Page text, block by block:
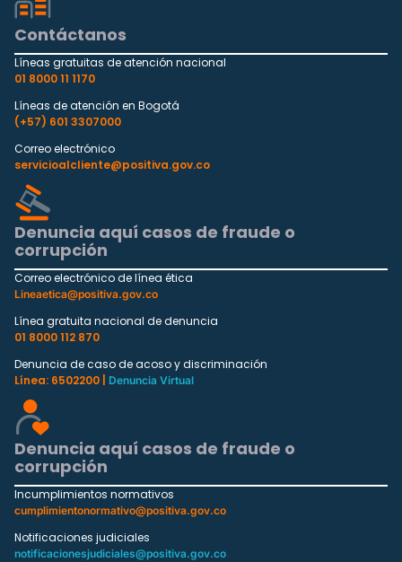
Contáctanos
Líneas gratuitas de atención nacional
01 8000 11 1170
Líneas de atención en Bogotá
(+57) 601 3307000
Correo electrónico
servicioalcliente@positiva.gov.co
Denuncia aquí casos de fraude o
corrupción
Correo electrónico de línea ética
Lineaetica@positiva.gov.co
Línea gratuita nacional de denuncia
01 8000 112 870
Denuncia de caso de acoso y discriminación
Línea: 6502200 |
Denuncia Virtual
Denuncia aquí casos de fraude o
corrupción
Incumplimientos normativos
cumplimientonormativo@positiva.gov.co
Notificaciones judiciales
notificacionesjudiciales@positiva.gov.co